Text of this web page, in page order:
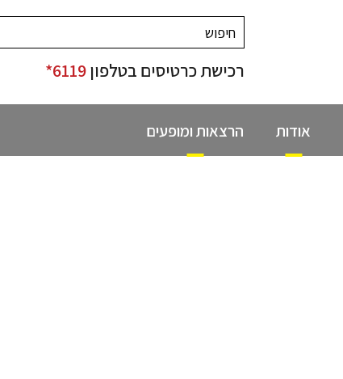
רכישת כרטיסים בטלפון6119*
אודות הרצאות ומופעים